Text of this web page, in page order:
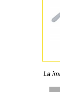
La